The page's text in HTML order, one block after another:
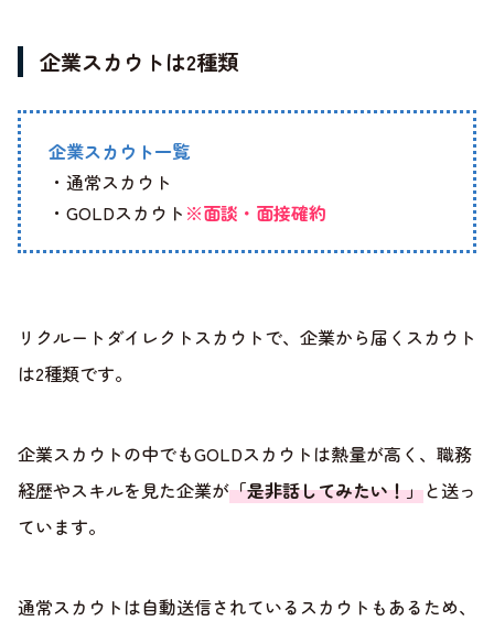
企業スカウトは2種類
企業スカウト一覧
・通常スカウト
・GOLDスカウト ※面談・面接確約
リクルートダイレクトスカウトで、企業から届くスカウト
は2種類です。
企業スカウトの中でもGOLDスカウトは熱量が高く、職務
経歴やスキルを見た企業が「是非話してみたい！」と送っ
ています。
通常スカウトは自動送信されているスカウトもあるため、